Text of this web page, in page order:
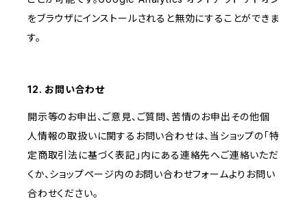
をブラウザにインストールされると無効にすることができま
す。
12. お問い合わせ
開示等のお申出、ご意見、ご質問、苦情のお申出その他個
人情報の取扱いに関するお問い合わせは、当ショップの「特
定商取引法に基づく表記」内にある連絡先へご連絡いただ
くか、ショップページ内のお問い合わせフォームよりお問い
合わせください。